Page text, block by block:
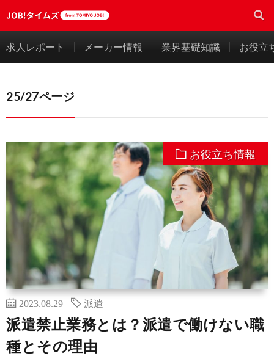
求人レポート メーカー情報 業界基礎知識 お役立
25/27ページ
お役立ち情報
2023.08.29 派遣
派遣禁止業務とは？派遣で働けない職
種とその理由